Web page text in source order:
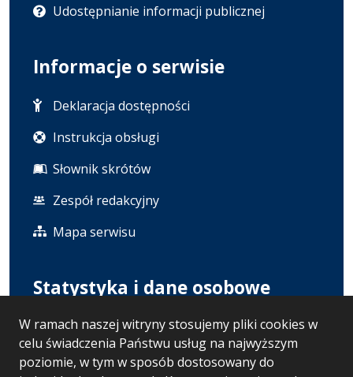
W ramach naszej witryny stosujemy pliki cookies w
celu świadczenia Państwu usług na najwyższym
poziomie, w tym w sposób dostosowany do
Udostępnianie informacji publicznej
Informacje o serwisie
Deklaracja dostępności
Instrukcja obsługi
Słownik skrótów
Zespół redakcyjny
Mapa serwisu
Statystyka i dane osobowe
Statystyki oglądalności
Polityka prywatności